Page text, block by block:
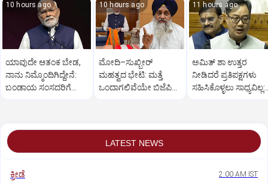
10 hours ago
ಯಾವುದೇ ಆತಂಕ ಬೇಡ,
ನಾನು ನಿಮ್ಮೊಂದಿಗಿದ್ದೇನೆ:
ಬಂಡಾಯ ಸಂಸದರಿಗೆ
10 hours ago
ಮೋದಿ–ಸುಖ್ಬೀರ್
ಮಹತ್ವದ ಭೇಟಿ: ಮತ್ತೆ
ಒಂದಾಗಲಿವೆಯೇ ಬಿಜೆಪಿ–
11 hours ago
ಅಮಿತ್ ಶಾ ಉತ್ತರ
ನೀಡಿದರೆ ಪ್ರತಿಪಕ್ಷಗಳು
ಸಹಿಸಿಕೊಳ್ಳಲು ಸಾಧ್ಯವಿಲ್ಲ:
LATEST NEWS
ಕ್ರೀಡೆ 2:00 AM IST